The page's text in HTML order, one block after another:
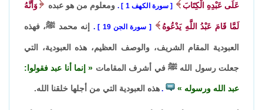
عَلَى عَبْدِهِ الْكِتَابَ سورة الكهف 1 .ومعلوم من هو عبده وَأَنَّهُ
لَمَّا قَامَ عَبْدُ اللَّهِ يَدْعُوهُ سورة الجن 19 . إنه محمد ﷺ، فهذه
العبودية المقام الشريف، والوصف العظيم، هذه العبودية، التي
جعلت رسول الله ﷺ في أشرف المقامات إنما أنا عبد فقولوا:
عبد الله ورسوله . هذه العبودية التي من أجلها خلقنا الله.